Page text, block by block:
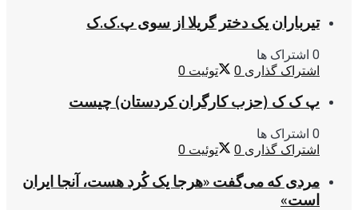
تیرباران یک دختر گریلا از سوی پ.ک.ک
0 اشتراک ها
اشتراک گذاری 0 توئیت 0
پ ک ک (حزب کارگران کردستان) چیست
0 اشتراک ها
اشتراک گذاری 0 توئیت 0
مردی که می‌گفت «هرجا یک کُرد هست، آنجا ایران
است»